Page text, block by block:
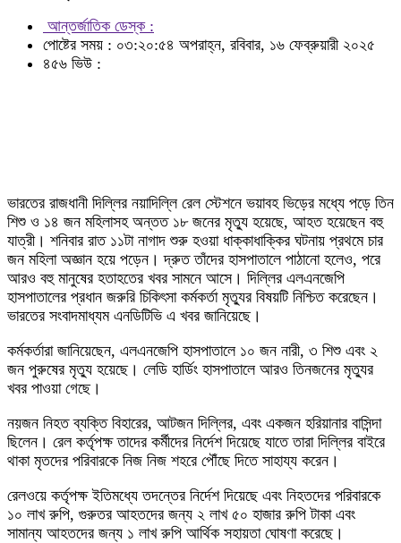
আন্তর্জাতিক ডেস্ক :
পোষ্টের সময় : ০৩:২০:৫৪ অপরাহ্ন, রবিবার, ১৬ ফেব্রুয়ারী ২০২৫
৪৫৬ ভিউ :
ভারতের রাজধানী দিল্লির নয়াদিল্লি রেল স্টেশনে ভয়াবহ ভিড়ের মধ্যে পড়ে তিন
শিশু ও ১৪ জন মহিলাসহ অন্তত ১৮ জনের মৃত্যু হয়েছে, আহত হয়েছেন বহু
যাত্রী। শনিবার রাত ১১টা নাগাদ শুরু হওয়া ধাক্কাধাক্কির ঘটনায় প্রথমে চার
জন মহিলা অজ্ঞান হয়ে পড়েন। দ্রুত তাঁদের হাসপাতালে পাঠানো হলেও, পরে
আরও বহু মানুষের হতাহতের খবর সামনে আসে। দিল্লির এলএনজেপি
হাসপাতালের প্রধান জরুরি চিকিৎসা কর্মকর্তা মৃত্যুর বিষয়টি নিশ্চিত করেছেন।
ভারতের সংবাদমাধ্যম এনডিটিভি এ খবর জানিয়েছে।
কর্মকর্তারা জানিয়েছেন, এলএনজেপি হাসপাতালে ১০ জন নারী, ৩ শিশু এবং ২
জন পুরুষের মৃত্যু হয়েছে। লেডি হার্ডিং হাসপাতালে আরও তিনজনের মৃত্যুর
খবর পাওয়া গেছে।
নয়জন নিহত ব্যক্তি বিহারের, আটজন দিল্লির, এবং একজন হরিয়ানার বাসিন্দা
ছিলেন। রেল কর্তৃপক্ষ তাদের কর্মীদের নির্দেশ দিয়েছে যাতে তারা দিল্লির বাইরে
থাকা মৃতদের পরিবারকে নিজ নিজ শহরে পৌঁছে দিতে সাহায্য করেন।
রেলওয়ে কর্তৃপক্ষ ইতিমধ্যে তদন্তের নির্দেশ দিয়েছে এবং নিহতদের পরিবারকে
১০ লাখ রুপি, গুরুতর আহতদের জন্য ২ লাখ ৫০ হাজার রুপি টাকা এবং
সামান্য আহতদের জন্য ১ লাখ রুপি আর্থিক সহায়তা ঘোষণা করেছে।